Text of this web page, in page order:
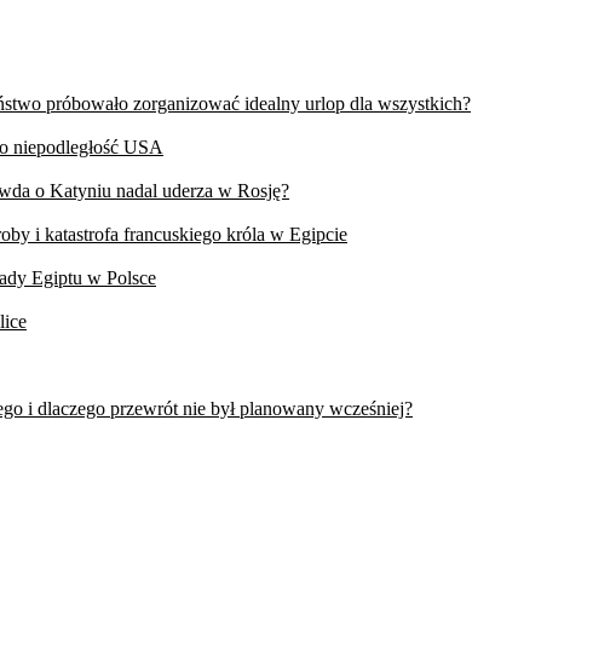
próbowało zorganizować idealny urlop dla wszystkich?
niepodległość USA
o Katyniu nadal uderza w Rosję?
i katastrofa francuskiego króla w Egipcie
Egiptu w Polsce
i dlaczego przewrót nie był planowany wcześniej?